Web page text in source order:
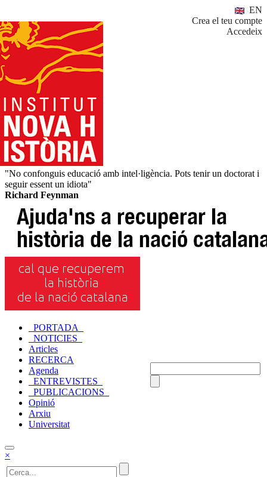
EN
Crea el teu compte
Accedeix
"No confonguis educació amb intel·ligència. Pots tenir un doctorat i
seguir essent un idiota"
Richard Feynman
_PORTADA_
_NOTICIES_
Articles
RECERCA
Agenda
_ENTREVISTES_
_PUBLICACIONS_
Opinió
Arxiu
Universitat
×